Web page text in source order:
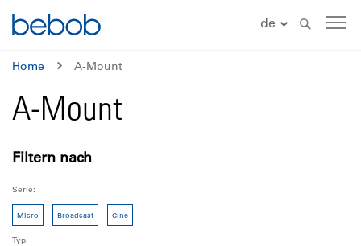
de
Home A-Mount
A-Mount
Filtern nach
Serie
Micro Broadcast Cine
Typ